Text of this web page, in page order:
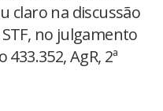
claro na discussão
no julgamento
AgR, 2ª